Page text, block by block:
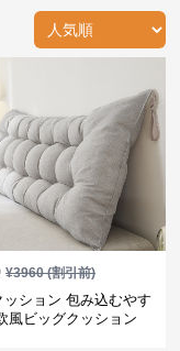
¥3960(割引前)
ッション 包み込むやす
風ビッグクッション